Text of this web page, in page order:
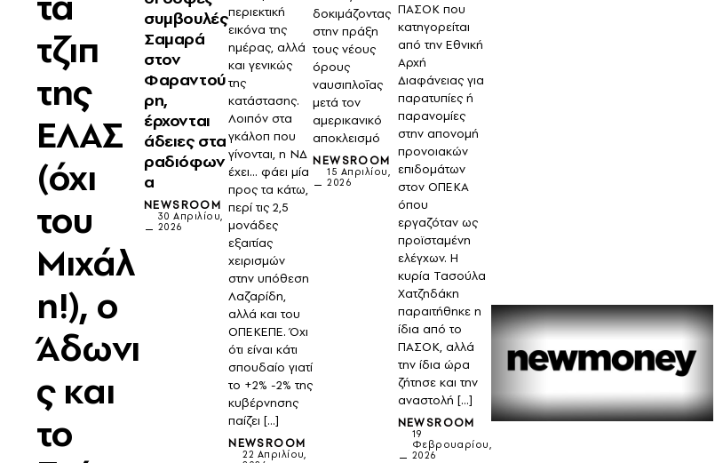
τζιπ
της
ΕΛΑΣ
(όχι
του
Μιχάλ
η!), ο
Άδωνι
ς και
το
συμβουλές
Σαμαρά
στον
Φαραντού
ρη,
έρχονται
άδειες στα
ραδιόφων
α
NEWSROOM
30 Απριλίου,
2026
περιεκτική
εικόνα της
ημέρας, αλλά
και γενικώς
της
κατάστασης.
Λοιπόν στα
γκάλοπ που
γίνονται, η ΝΔ
έχει… φάει μία
προς τα κάτω,
περί τις 2,5
μονάδες
εξαιτίας
χειρισμών
στην υπόθεση
Λαζαρίδη,
αλλά και του
ΟΠΕΚΕΠΕ. Όχι
ότι είναι κάτι
σπουδαίο γιατί
το +2% -2% της
κυβέρνησης
παίζει […]
NEWSROOM
22 Απριλίου,
δοκιμάζοντας
στην πράξη
τους νέους
όρους
ναυσιπλοΐας
μετά τον
αμερικανικό
αποκλεισμό
NEWSROOM
15 Απριλίου,
2026
ΠΑΣΟΚ που
κατηγορείται
από την Εθνική
Αρχή
Διαφάνειας για
παρατυπίες ή
παρανομίες
στην απονομή
προνοιακών
επιδομάτων
στον ΟΠΕΚΑ
όπου
εργαζόταν ως
προϊσταμένη
ελέγχων. Η
κυρία Τασούλα
Χατζηδάκη
παραιτήθηκε η
ίδια από το
ΠΑΣΟΚ, αλλά
την ίδια ώρα
ζήτησε και την
αναστολή […]
NEWSROOM
19
Φεβρουαρίου,
2026